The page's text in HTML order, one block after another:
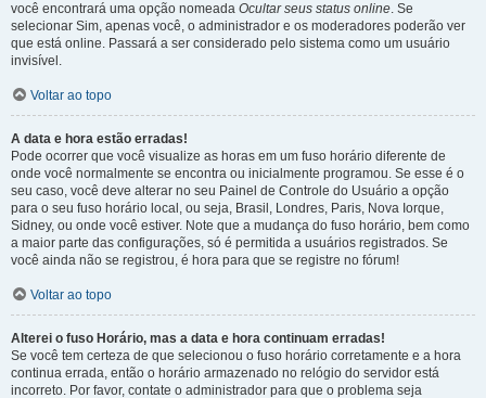
você encontrará uma opção nomeada Ocultar seus status online. Se
selecionar Sim, apenas você, o administrador e os moderadores poderão ver
que está online. Passará a ser considerado pelo sistema como um usuário
invisível.
Voltar ao topo
A data e hora estão erradas!
Pode ocorrer que você visualize as horas em um fuso horário diferente de
onde você normalmente se encontra ou inicialmente programou. Se esse é o
seu caso, você deve alterar no seu Painel de Controle do Usuário a opção
para o seu fuso horário local, ou seja, Brasil, Londres, Paris, Nova Iorque,
Sidney, ou onde você estiver. Note que a mudança do fuso horário, bem como
a maior parte das configurações, só é permitida a usuários registrados. Se
você ainda não se registrou, é hora para que se registre no fórum!
Voltar ao topo
Alterei o fuso Horário, mas a data e hora continuam erradas!
Se você tem certeza de que selecionou o fuso horário corretamente e a hora
continua errada, então o horário armazenado no relógio do servidor está
incorreto. Por favor, contate o administrador para que o problema seja